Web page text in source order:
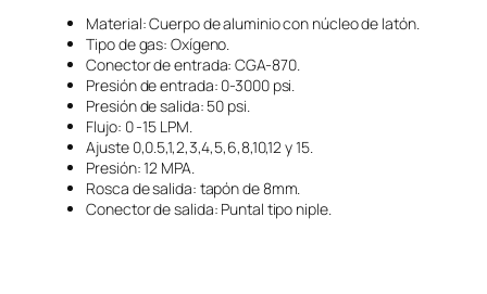
Material: Cuerpo de aluminio con núcleo de latón.
Tipo de gas: Oxígeno.
Conector de entrada: CGA-870.
Presión de entrada: 0-3000 psi.
Presión de salida: 50 psi.
Flujo: 0 -15 LPM.
Ajuste 0,0.5,1,2,3,4,5,6,8,10,12 y 15.
Presión: 12 MPA.
Rosca de salida: tapón de 8mm.
Conector de salida: Puntal tipo niple.